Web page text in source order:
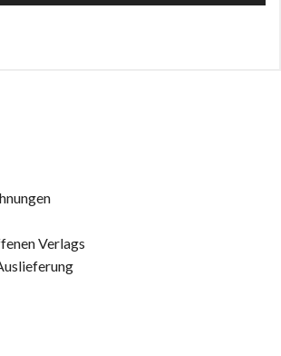
Verlags